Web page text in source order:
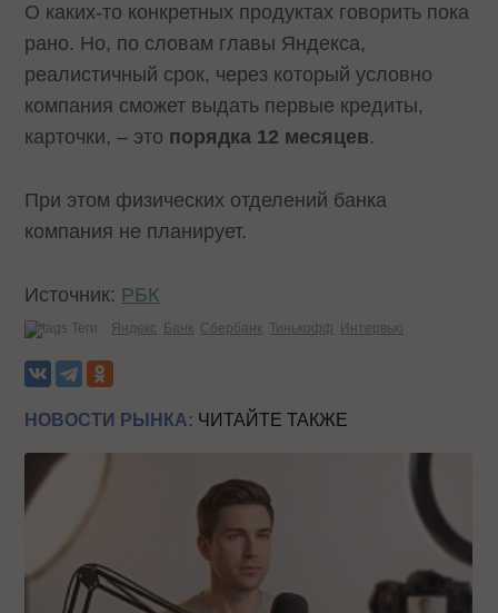
О каких-то конкретных продуктах говорить пока
рано. Но, по словам главы Яндекса,
реалистичный срок, через который условно
компания сможет выдать первые кредиты,
карточки, – это порядка 12 месяцев.
При этом физических отделений банка
компания не планирует.
Источник: РБК
Теги: Яндекс Банк Сбербанк Тинькофф Интервью
НОВОСТИ РЫНКА: ЧИТАЙТЕ ТАКЖЕ